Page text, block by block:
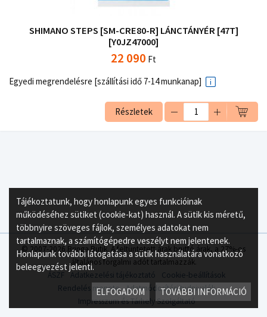
SHIMANO STEPS [SM-CRE80-R] LÁNCTÁNYÉR [47T]
[Y0JZ47000]
22 090 Ft
Egyedi megrendelésre [szállítási idő 7-14 munkanap]
Részletek
© 2007-2026 Bringa Butik. A feltüntetett árak bruttó árak, a 27%-os
általános forgalmi adót tartalmazzák.
ÁSZF
Adatkezelési tájékoztató
Cookie-beállítások
Rendelés menete
Adatmódosítási tudnivalók
Impresszum és Tárhely Szolgáltató
Tájékoztatunk, hogy honlapunk egyes funkcióinak
működéséhez sütiket (cookie-kat) használ. A sütik kis méretű,
többnyire szöveges fájlok, személyes adatokat nem
tartalmaznak, a számítógépedre veszélyt nem jelentenek.
Honlapunk további látogatása a sütik használatára vonatkozó
beleegyezést jelenti.
ELFOGADOM TOVÁBBI INFORMÁCIÓ